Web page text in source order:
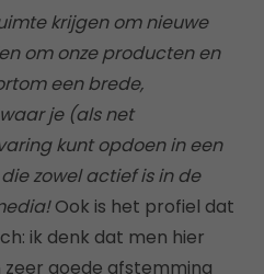
krijgen om nieuwe
om onze producten en
een brede,
je (als net
kunt opdoen in een
zowel actief is in de
Ook is het profiel dat
ik denk dat men hier
goede afstemming